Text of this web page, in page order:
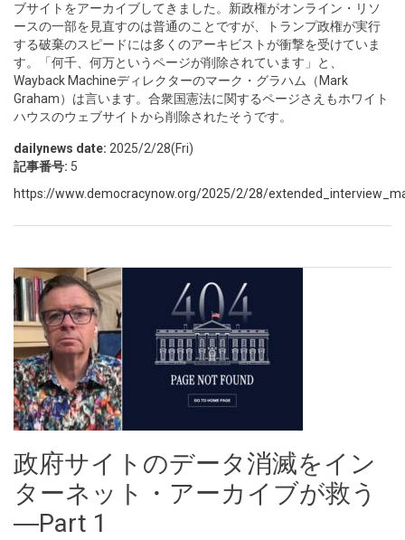
ブサイトをアーカイブしてきました。新政権がオンライン・リソ
ースの一部を見直すのは普通のことですが、トランプ政権が実行
する破棄のスピードには多くのアーキビストが衝撃を受けていま
す。「何千、何万というページが削除されています」と、
Wayback Machineディレクターのマーク・グラハム（Mark
Graham）は言います。合衆国憲法に関するページさえもホワイト
ハウスのウェブサイトから削除されたそうです。
dailynews date: 2025/2/28(Fri)
記事番号: 5
https://www.democracynow.org/2025/2/28/
政府サイトのデータ消滅をイン
ターネット・アーカイブが救う
―Part 1